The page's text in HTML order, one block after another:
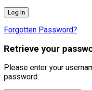
Forgotten Password?
Retrieve your
Please enter your
password.